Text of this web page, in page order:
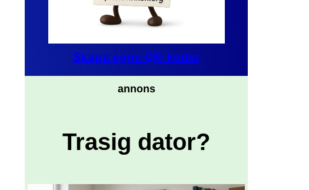
Skapa egna QR-koder
annons
Trasig dator?